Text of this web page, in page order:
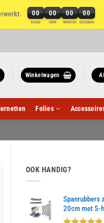
00
DAGEN
00
UREN
00
MINUTEN
00
SECONDEN
Winkelwagen
Folies
OOK HANDIG?
Spanrubbers
20cm met S-